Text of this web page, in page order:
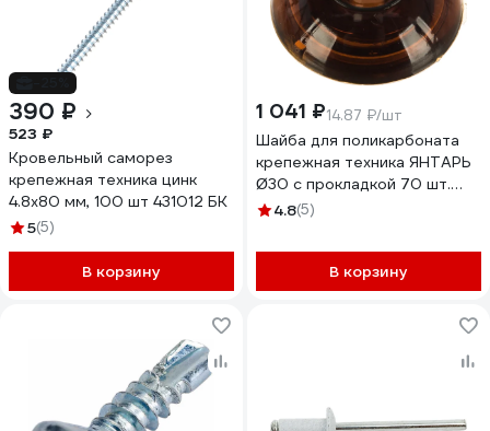
390 ₽
523 ₽
Кровельный саморез
крепежная техника цинк
4.8х80 мм, 100 шт 431012 БК
5(5)
В корзину
1 041 ₽14.87 ₽/шт
Шайба для поликарбоната
крепежная техника ЯНТАРЬ
Ø30 с прокладкой 70 шт.
430918 БК
4.8(5)
В корзину